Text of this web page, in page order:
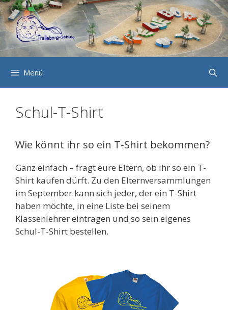
Zum
Inhalt
springen
Menü
Schul-T-Shirt
Wie könnt ihr so ein T-Shirt bekommen?
Ganz einfach – fragt eure Eltern, ob ihr so ein T-
Shirt kaufen dürft. Zu den Elternversammlungen
im September kann sich jeder, der ein T-Shirt
haben möchte, in eine Liste bei seinem
Klassenlehrer eintragen und so sein eigenes
Schul-T-Shirt bestellen.